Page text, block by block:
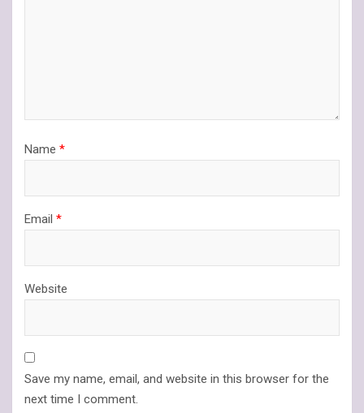
Name *
Email *
Website
Save my name, email, and website in this browser for the
next time I comment.